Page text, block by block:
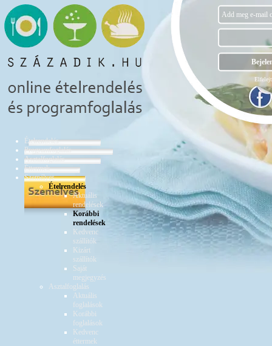
Ételrendelés
Programfoglalás
Asztalfoglalás
Éttermek
Személyes
Ételrendelés
Aktuális
rendelések
Korábbi
rendelések
Kedvenc
szállítók
Kizárt
szállítók
Saját
megjegyzés
Asztalfoglalás
Aktuális
foglalások
Korábbi
foglalások
Kedvenc
éttermek